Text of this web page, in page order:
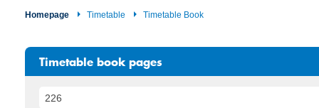
Homepage Timetable Timetable Book
Timetable book pages